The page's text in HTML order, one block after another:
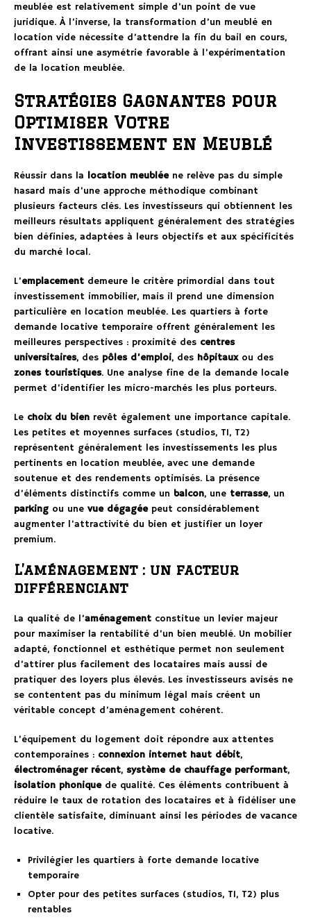
meublée est relativement simple d’un point de vue
juridique. À l’inverse, la transformation d’un meublé en
location vide nécessite d’attendre la fin du bail en cours,
offrant ainsi une asymétrie favorable à l’expérimentation
de la location meublée.
Stratégies Gagnantes pour
Optimiser Votre
Investissement en Meublé
Réussir dans la location meubléene relève pas du simple
hasard mais d’une approche méthodique combinant
plusieurs facteurs clés. Les investisseurs qui obtiennent les
meilleurs résultats appliquent généralement des stratégies
bien définies, adaptées à leurs objectifs et aux spécificités
du marché local.
L’emplacement demeure le critère primordial dans tout
investissement immobilier, mais il prend une dimension
particulière en location meublée. Les quartiers à forte
demande locative temporaire offrent généralement les
meilleures perspectives : proximité des centres
universitaires, des pôles d’emploi, des hôpitauxou des
zones touristiques. Une analyse fine de la demande locale
permet d’identifier les micro-marchés les plus porteurs.
Le choix du bien revêt également une importance capitale.
Les petites et moyennes surfaces (studios, T1, T2)
représentent généralement les investissements les plus
pertinents en location meublée, avec une demande
soutenue et des rendements optimisés. La présence
d’éléments distinctifs comme un balcon, une terrasse, un
parking ou une vue dégagéepeut considérablement
augmenter l’attractivité du bien et justifier un loyer
premium.
L’aménagement : un facteur
différenciant
La qualité de l’aménagement constitue un levier majeur
pour maximiser la rentabilité d’un bien meublé. Un mobilier
adapté, fonctionnel et esthétique permet non seulement
d’attirer plus facilement des locataires mais aussi de
pratiquer des loyers plus élevés. Les investisseurs avisés ne
se contentent pas du minimum légal mais créent un
véritable concept d’aménagement cohérent.
L’équipement du logement doit répondre aux attentes
contemporaines : connexion internet haut débit,
électroménager récent, système de chauffage performant,
isolation phoniquede qualité. Ces éléments contribuent à
réduire le taux de rotation des locataires et à fidéliser une
clientèle satisfaite, diminuant ainsi les périodes de vacance
locative.
Privilégier les quartiers à forte demande locative
temporaire
Opter pour des petites surfaces (studios, T1, T2) plus
rentables